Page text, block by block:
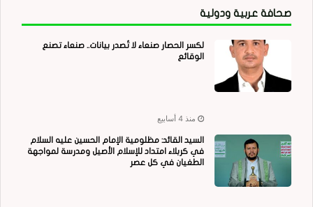
صحافة عربية ودولية
لكسر الحصار صنعاء لا تُصدر بيانات.. صنعاء تصنع
الوقائع
منذ 4 أسابيع
السيد القائد: مظلومية الإمام الحسين عليه السلام
في كربلاء امتداد للإسلام الأصيل ومدرسة لمواجهة
الطغيان في كل عصر